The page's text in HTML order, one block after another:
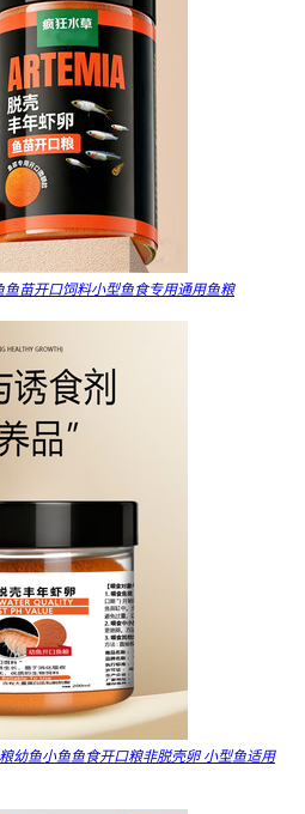
苗开口饲料小型鱼食专用通用鱼粮
幼鱼小鱼鱼食开口粮非脱壳卵 小型鱼适用